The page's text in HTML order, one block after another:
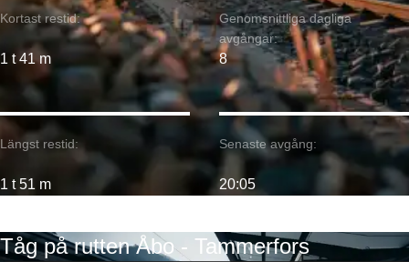
Kortast restid:
1 t 41 m
Längst restid:
1 t 51 m
Genomsnittliga dagliga
avgångar:
8
Senaste avgång:
20:05
Tåg på rutten Åbo - Tammerfors